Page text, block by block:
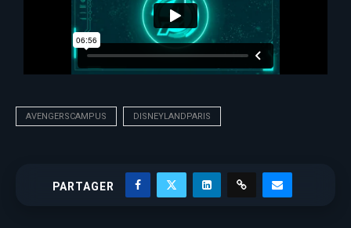
AVENGERSCAMPUS DISNEYLANDPARIS
PARTAGER